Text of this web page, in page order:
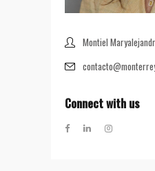
Montiel
Connect with us